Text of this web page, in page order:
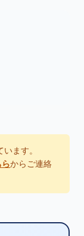
ます。
からご連絡